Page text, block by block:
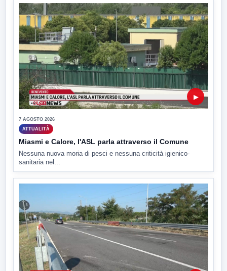
▶
7 AGOSTO 2026
ATTUALITÀ
Miasmi e Calore, l'ASL parla attraverso il Comune
Nessuna nuova moria di pesci e nessuna criticità igienico-
sanitaria nel...